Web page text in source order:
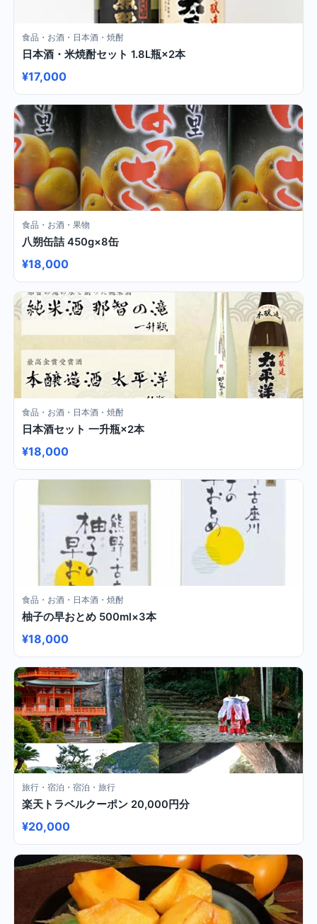
食品・お酒・日本酒・焼酎
日本酒・米焼酎セット 1.8L瓶×2本
¥17,000
食品・お酒・果物
八朔缶詰 450g×8缶
¥18,000
食品・お酒・日本酒・焼酎
日本酒セット 一升瓶×2本
¥18,000
食品・お酒・日本酒・焼酎
柚子の早おとめ 500ml×3本
¥18,000
旅行・宿泊・宿泊・旅行
楽天トラベルクーポン 20,000円分
¥20,000